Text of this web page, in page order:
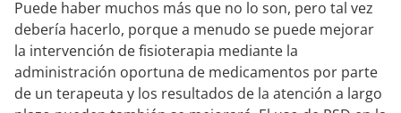
Puede haber muchos más que no lo son, pero tal vez
debería hacerlo, porque a menudo se puede mejorar
la intervención de fisioterapia mediante la
administración oportuna de medicamentos por parte
de un terapeuta y los resultados de la atención a largo